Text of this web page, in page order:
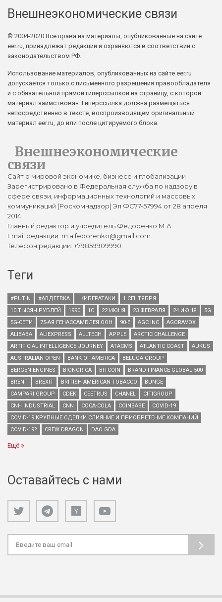
Внешнеэкономические связи
© 2004-2020 Все права на материалы, опубликованные на сайте
eer.ru, принадлежат редакции и охраняются в соответствии с
законодательством РФ.
Использование материалов, опубликованных на сайте eer.ru
допускается только с письменного разрешения правообладателя
и с обязательной прямой гиперссылкой на страницу, с которой
материал заимствован. Гиперссылка должна размещаться
непосредственно в тексте, воспроизводящем оригинальный
материал eer.ru, до или после цитируемого блока.
Внешнеэкономические
связи
Сайт о мировой экономике, бизнесе и глобализации
Зарегистрировано в Федеральная служба по надзору в
сфере связи, информационных технологий и массовых
коммуникаций (Роскомнадзор) Эл ФС77-57994 от 28 апреля
2014
Главный редактор и учредитель Федоренко М.А.
Email редакции: m.a.fedorenko@gmail.com.
Телефон редакции: +79859909990
Теги
#PUTIN #АВДЕЕВКА . КИБЕРАТАКИ
1 СЕНТЯБРЯ
10 ТЫСЯЧ РУБЛЕЙ
1990 1С 22 ИЮНЯ 23 ФЕВРАЛЯ 24 ИЮНЯ
5G
5G-СЕТИ
75-АЯ ГЕНАССАМБЛЕЯ ООН 90-Е AGC INC
AGORAVOX
ALIBABA
ALIEXPRESS ALLTECH APPLE
ARCTIC CHALLENGE
ARTIFICIAL INTELLIGENCE JOURNEY
ATACMS ATLANTIC COAST
AUKUS
AUSTRALIAN OPEN
BANK OF AMERICA
BELUGA GROUP
BERGEN ENGINES
BIONORICA BITCOIN
BRAND FINANCE GLOBAL 500
BRENT
BREXIT BRITISH AMERICAN TOBACCO
BUNGE
CAMPARI GROUP
CDEK CEETRUS CHANEL
CITIGROUP
CNH INDUSTRIAL
CNN COCA-COLA COINBASE
COVID-19
COVID-19 КРУПНЫЕ СДЕЛКИ СЛИЯНИЕ И ПРИОБРЕТЕНИЕ КОМПАНИЙ
COVID-19?
CREW DRAGON DAO GDA
Ещё
Оставайтесь с нами